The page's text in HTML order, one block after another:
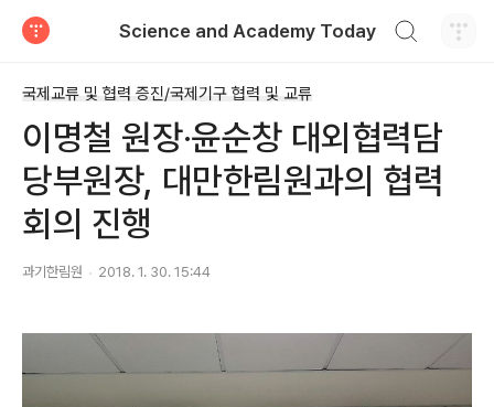
Science and Academy Today
국제교류 및 협력 증진/국제기구 협력 및 교류
이명철 원장·윤순창 대외협력담
당부원장, 대만한림원과의 협력
회의 진행
과기한림원 2018. 1. 30. 15:44